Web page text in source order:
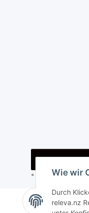
Wie wir
Durch
releva.nz
* Alle Preise inkl.